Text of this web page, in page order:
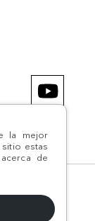
la mejor
sitio estas
de